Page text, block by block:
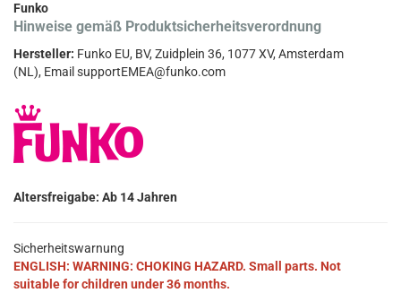
Funko
Hinweise gemäß Produktsicherheitsverordnung
Hersteller: Funko EU, BV, Zuidplein 36, 1077 XV, Amsterdam
(NL), Email supportEMEA@funko.com
Altersfreigabe: Ab 14 Jahren
Sicherheitswarnung
ENGLISH: WARNING: CHOKING HAZARD. Small parts. Not
suitable for children under 36 months.